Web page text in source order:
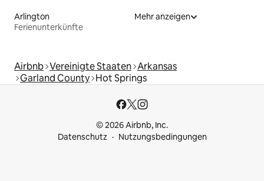
Arlington
Ferienunterkünfte
Mehr anzeigen
Airbnb Vereinigte Staaten Arkansas
Garland County Hot Springs
© 2026 Airbnb, Inc.
Datenschutz
Nutzungsbedingungen